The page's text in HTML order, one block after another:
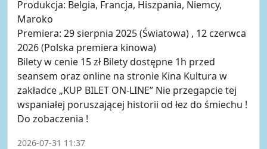
Produkcja: Belgia, Francja, Hiszpania, Niemcy,
Maroko
Premiera: 29 sierpnia 2025 (Światowa) , 12 czerwca
2026 (Polska premiera kinowa)
Bilety w cenie 15 zł Bilety dostępne 1h przed
seansem oraz online na stronie Kina Kultura w
zakładce „KUP BILET ON-LINE” Nie przegapcie tej
wspaniałej poruszającej historii od łez do śmiechu !
Do zobaczenia !
2026-07-31 11:37